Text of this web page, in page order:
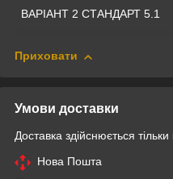
ВАРІАНТ 2 СТАНДАРТ 5.1
Приховати
Умови доставки
Доставка здійснюється
Нова Пошта